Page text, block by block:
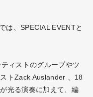
は、SPECIAL EVENTと
ィストのグループやツ
トZack Auslander 、18
光る演奏に加えて、編